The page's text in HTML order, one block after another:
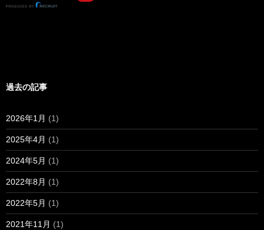
過去の記事
2026年1月 (1)
2025年4月 (1)
2024年5月 (1)
2022年8月 (1)
2022年5月 (1)
2021年11月 (1)